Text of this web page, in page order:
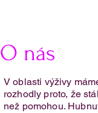
O nás
V oblasti výživy
rozhodly proto, že
než pomohou.